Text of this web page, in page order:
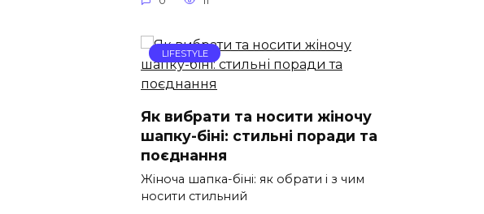
LIFESTYLE
Як вибрати та носити жіночу
шапку-біні: стильні поради та
поєднання
Жіноча шапка-біні: як обрати і з чим
носити стильний